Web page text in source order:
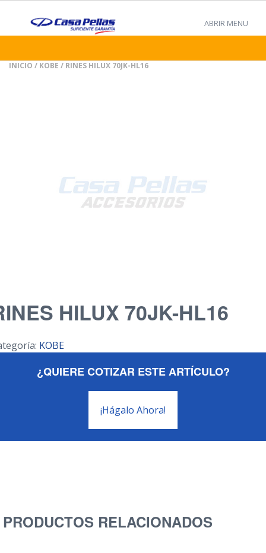
ABRIR MENU
INICIO / KOBE / RINES HILUX 70JK-HL16
HILUX 70JK-HL16
KOBE
¿QUIERE COTIZAR ESTE ARTÍCULO?
¡Hágalo Ahora!
PRODUCTOS RELACIONADOS